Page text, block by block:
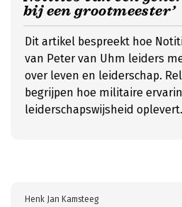
bij een grootmeester’
Dit artikel bespreekt hoe
van Peter van Uhm leiders
over leven en leiderschap.
begrijpen hoe militaire
leiderschapswijsheid oplevert.
Henk Jan Kamsteeg